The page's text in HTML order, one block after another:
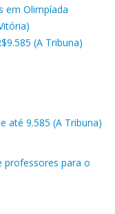
em Olimpíada
(A Tribuna)
até 9.585 (A Tribuna)
professores para o